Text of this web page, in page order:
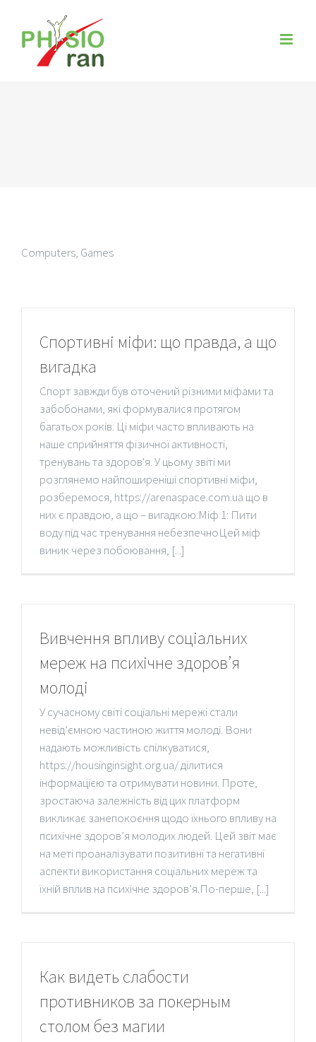
springen
Computers, Games
Спортивні міфи: що правда, а що
вигадка
Спорт завжди був оточений різними міфами та
забобонами, які формувалися протягом
багатьох років. Ці міфи часто впливають на
наше сприйняття фізичної активності,
тренувань та здоров'я. У цьому звіті ми
розглянемо найпоширеніші спортивні міфи,
розберемося, https://arenaspace.com.ua що в
них є правдою, а що – вигадкою.Міф 1: Пити
воду під час тренування небезпечноЦей міф
виник через побоювання, [...]
Вивчення впливу соціальних
мереж на психічне здоров’я
молоді
У сучасному світі соціальні мережі стали
невід’ємною частиною життя молоді. Вони
надають можливість спілкуватися,
https://housinginsight.org.ua/ ділитися
інформацією та отримувати новини. Проте,
зростаюча залежність від цих платформ
викликає занепокоєння щодо їхнього впливу на
психічне здоров’я молодих людей. Цей звіт має
на меті проаналізувати позитивні та негативні
аспекти використання соціальних мереж та
їхній вплив на психічне здоров’я.По-перше, [...]
Как видеть слабости
противников за покерным
столом без магии